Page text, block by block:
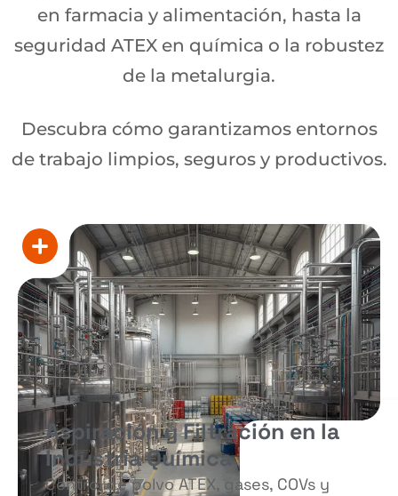
en farmacia y alimentación, hasta la
seguridad ATEX en química o la robustez
de la metalurgia.
Descubra cómo garantizamos entornos
de trabajo limpios, seguros y productivos.
Aspiración y Filtración en la
Industria Química
Control de polvo ATEX, gases, COVs y